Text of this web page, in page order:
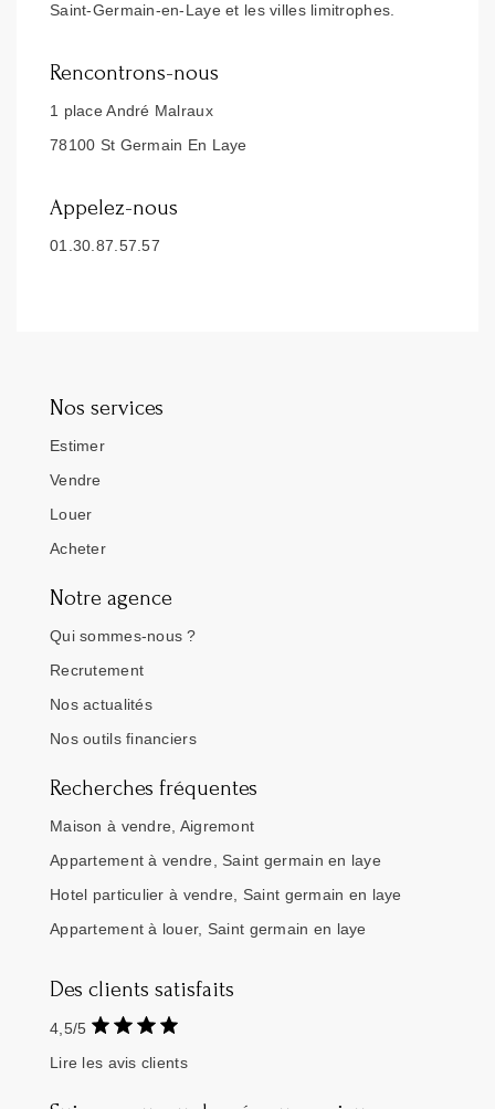
Saint-Germain-en-Laye et les villes limitrophes.
Rencontrons-nous
1 place André Malraux
78100 St Germain En Laye
Appelez-nous
01.30.87.57.57
Nos services
Estimer
Vendre
Louer
Acheter
Notre agence
Qui sommes-nous ?
Recrutement
Nos actualités
Nos outils financiers
Recherches fréquentes
Maison à vendre, Aigremont
Appartement à vendre, Saint germain en laye
Hotel particulier à vendre, Saint germain en laye
Appartement à louer, Saint germain en laye
Des clients satisfaits
4,5/5
Lire les avis clients